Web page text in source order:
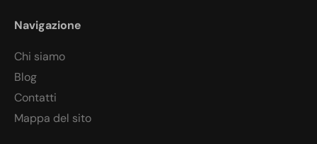
Navigazione
Chi siamo
Blog
Contatti
Mappa del sito